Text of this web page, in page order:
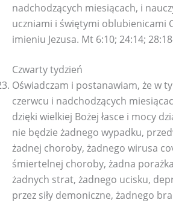
nadchodzących miesiącach, i
uczniami i świętymi oblubienicami
imieniu Jezusa. Mt 6:10; 24:14;
Czwarty tydzień
Oświadczam i postanawiam, że w
czerwcu i nadchodzących
dzięki wielkiej Bożej łasce i mocy
nie będzie żadnego wypadku,
żadnej choroby, żadnego wirusa
śmiertelnej choroby, żadna
żadnych strat, żadnego ucisku,
przez siły demoniczne, żadnego